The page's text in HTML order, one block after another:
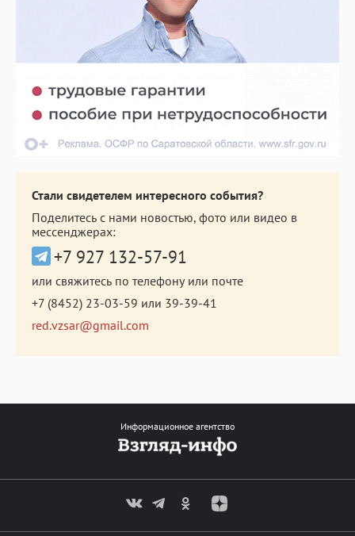
Стали свидетелем интересного события?
Поделитесь с нами новостью, фото или видео в
мессенджерах:
+7 927 132-57-91
или свяжитесь по телефону или почте
+7 (8452) 23-03-59 или 39-39-41
red.vzsar@gmail.com
Информационное агентство